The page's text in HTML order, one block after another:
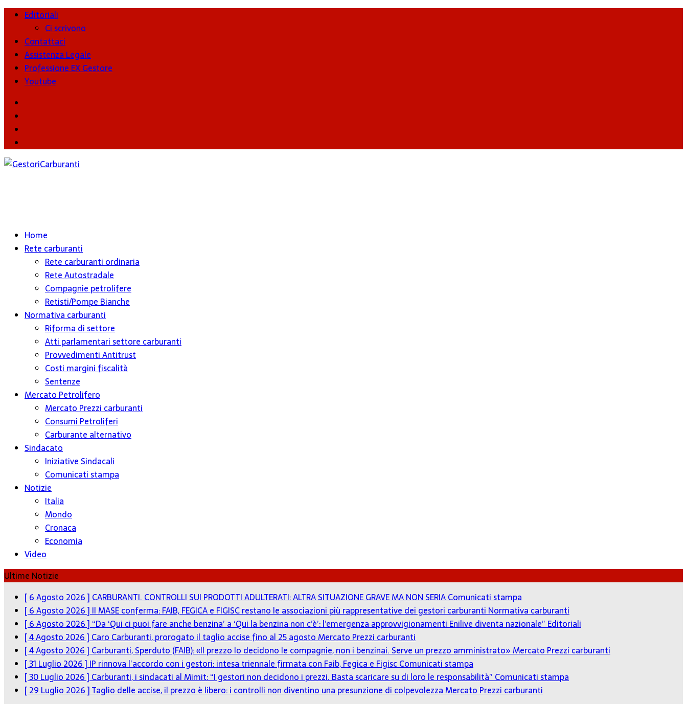
Editoriali
Ci scrivono
Contattaci
Assistenza Legale
Professione EX Gestore
Youtube
Home
Rete carburanti
Rete carburanti ordinaria
Rete Autostradale
Compagnie petrolifere
Retisti/Pompe Bianche
Normativa carburanti
Riforma di settore
Atti parlamentari settore carburanti
Provvedimenti Antitrust
Costi margini fiscalità
Sentenze
Mercato Petrolifero
Mercato Prezzi carburanti
Consumi Petroliferi
Carburante alternativo
Sindacato
Iniziative Sindacali
Comunicati stampa
Notizie
Italia
Mondo
Cronaca
Economia
Video
Ultime Notizie
[ 6 Agosto 2026 ] CARBURANTI. CONTROLLI SUI PRODOTTI ADULTERATI: ALTRA SITUAZIONE GRAVE MA NON SERIAComunicati stampa
[ 6 Agosto 2026 ] Il MASE conferma: FAIB, FEGICA e FIGISC restano le associazioni più rappresentative dei gestori carburanti Normativa carburanti
[ 6 Agosto 2026 ] “Da ‘Qui ci puoi fare anche benzina’ a ‘Qui la benzina non c’è’: l’emergenza approvvigionamenti Enilive diventa nazionale” Editoriali
[ 4 Agosto 2026 ] Caro Carburanti, prorogato il taglio accise fino al 25 agostoMercato Prezzi carburanti
[ 4 Agosto 2026 ] Carburanti, Sperduto (FAIB): «Il prezzo lo decidono le compagnie, non i benzinai. Serve un prezzo amministrato»Mercato Prezzi carburanti
[ 31 Luglio 2026 ] IP rinnova l’accordo con i gestori: intesa triennale firmata con Faib, Fegica e FigiscComunicati stampa
[ 30 Luglio 2026 ] Carburanti, i sindacati al Mimit: “I gestori non decidono i prezzi. Basta scaricare su di loro le responsabilità” Comunicati stampa
[ 29 Luglio 2026 ]Taglio delle accise, il prezzo è libero: i controlli non diventino una presunzione di colpevolezzaMercato Prezzi carburanti